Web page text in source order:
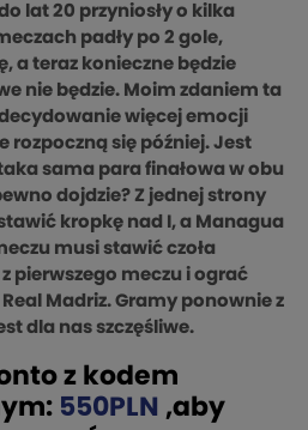
lat 20 przyniosły o kilka
padły po 2 gole,
a teraz konieczne będzie
nie będzie. Moim zdaniem ta
więcej emocji
rozpoczną się później. Jest
sama para finałowa w obu
dojdzie? Z jednej strony
kropkę nad I, a Managua
musi stawić czoła
pierwszego meczu i ograć
Madriz. Gramy ponownie z
dla nas szczęśliwe.
z kodem
550PLN ,aby